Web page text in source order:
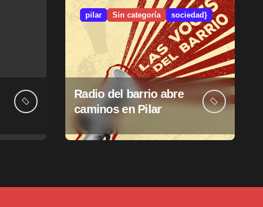
pilar Sin categoría sociedad}
Radio del barrio abre
caminos en Pilar